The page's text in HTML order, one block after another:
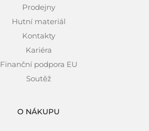
Prodejny
Hutní materiál
Kontakty
Kariéra
Finanční podpora EU
Soutěž
O NÁKUPU